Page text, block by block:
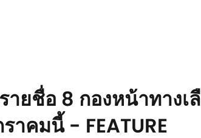
ยชื่อ 8 กองหน้าทางเ
าคมนี้ - FEATURE